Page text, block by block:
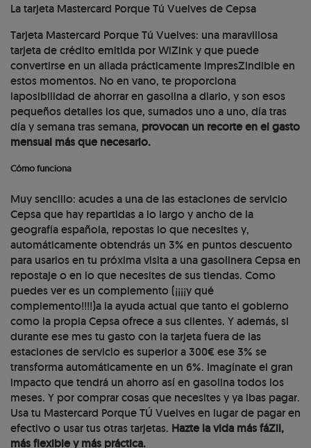
La tarjeta Mastercard Porque Tú Vuelves de Cepsa
Tarjeta Mastercard Porque Tú Vuelves: una maravillosa
tarjeta de crédito emitida por WiZink y que puede
convertirse en un aliada prácticamente impresZindible en
estos momentos. No en vano, te proporciona
laposibilidad de ahorrar en gasolina a diario, y son esos
pequeños detalles los que, sumados uno a uno, día tras
día y semana tras semana, provocan un recorte en el gasto
mensual más que necesario.
Cómo funciona
Muy sencillo: acudes a una de las estaciones de servicio
Cepsa que hay repartidas a lo largo y ancho de la
geografía española, repostas lo que necesites y,
automáticamente obtendrás un 3% en puntos descuento
para usarlos en tu próxima visita a una gasolinera Cepsa en
repostaje o en lo que necesites de sus tiendas. Como
puedes ver es un complemento (¡¡¡¡y qué
complemento!!!!)a la ayuda actual que tanto el gobierno
como la propia Cepsa ofrece a sus clientes. Y además, si
durante ese mes tu gasto con la tarjeta fuera de las
estaciones de servicio es superior a 300€ ese 3% se
transforma automáticamente en un 6%. Imagínate el gran
impacto que tendrá un ahorro así en gasolina todos los
meses. Y por comprar cosas que necesites y ya ibas pagar.
Usa tu Mastercard Porque TÚ Vuelves en lugar de pagar en
efectivo o usar tus otras tarjetas. Hazte la vida más fáZil,
más flexible y más práctica.